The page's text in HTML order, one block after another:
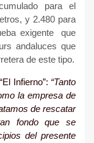
para el
y 2.480 para
exigente
que
andaluces que
de este tipo.
Infierno”: “Tanto
la empresa de
de rescatar
fondo que se
del presente